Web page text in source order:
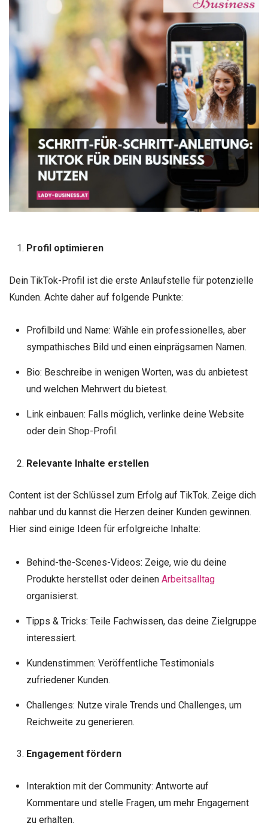
Profil optimieren
Dein TikTok-Profil ist die erste Anlaufstelle für potenzielle
Kunden. Achte daher auf folgende Punkte:
Profilbild und Name: Wähle ein professionelles, aber
sympathisches Bild und einen einprägsamen Namen.
Bio: Beschreibe in wenigen Worten, was du anbietest
und welchen Mehrwert du bietest.
Link einbauen: Falls möglich, verlinke deine Website
oder dein Shop-Profil.
Relevante Inhalte erstellen
Content ist der Schlüssel zum Erfolg auf TikTok. Zeige dich
nahbar und du kannst die Herzen deiner Kunden gewinnen.
Hier sind einige Ideen für erfolgreiche Inhalte:
Behind-the-Scenes-Videos: Zeige, wie du deine
Produkte herstellst oder deinen Arbeitsalltag
organisierst.
Tipps & Tricks: Teile Fachwissen, das deine Zielgruppe
interessiert.
Kundenstimmen: Veröffentliche Testimonials
zufriedener Kunden.
Challenges: Nutze virale Trends und Challenges, um
Reichweite zu generieren.
Engagement fördern
Interaktion mit der Community: Antworte auf
Kommentare und stelle Fragen, um mehr Engagement
zu erhalten.